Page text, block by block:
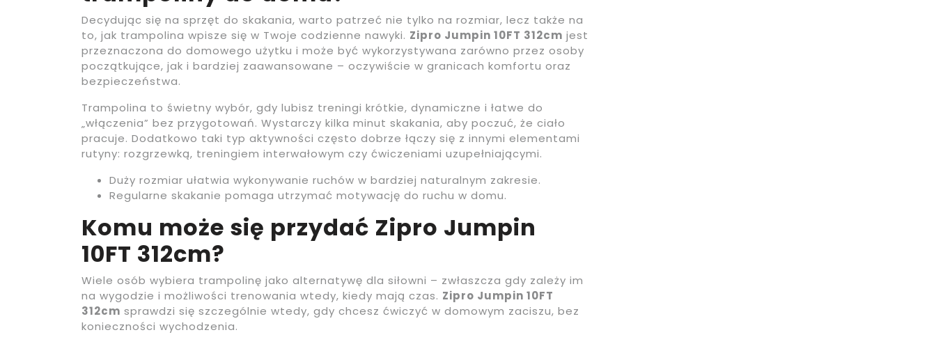
Decydując się na sprzęt do skakania, warto patrzeć nie tylko na rozmiar, lecz także na
to, jak trampolina wpisze się w Twoje codzienne nawyki. Zipro Jumpin 10FT 312cm jest
przeznaczona do domowego użytku i może być wykorzystywana zarówno przez osoby
początkujące, jak i bardziej zaawansowane – oczywiście w granicach komfortu oraz
bezpieczeństwa.
Trampolina to świetny wybór, gdy lubisz treningi krótkie, dynamiczne i łatwe do
„włączenia” bez przygotowań. Wystarczy kilka minut skakania, aby poczuć, że ciało
pracuje. Dodatkowo taki typ aktywności często dobrze łączy się z innymi elementami
rutyny: rozgrzewką, treningiem interwałowym czy ćwiczeniami uzupełniającymi.
Duży rozmiar ułatwia wykonywanie ruchów w bardziej naturalnym zakresie.
Regularne skakanie pomaga utrzymać motywację do ruchu w domu.
Komu może się przydać Zipro Jumpin
10FT 312cm?
Wiele osób wybiera trampolinę jako alternatywę dla siłowni – zwłaszcza gdy zależy im
na wygodzie i możliwości trenowania wtedy, kiedy mają czas. Zipro Jumpin 10FT
312cm sprawdzi się szczególnie wtedy, gdy chcesz ćwiczyć w domowym zaciszu, bez
konieczności wychodzenia.